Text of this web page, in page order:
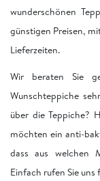
wunderschönen
günstigen Preisen,
Lieferzeiten.
Wir beraten Sie
Wunschteppiche
über die Teppiche?
möchten ein anti-
dass aus welchen
Einfach rufen Sie uns